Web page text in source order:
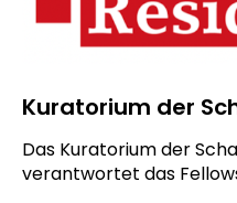
Kuratorium der
Das Kuratorium der
verantwortet das